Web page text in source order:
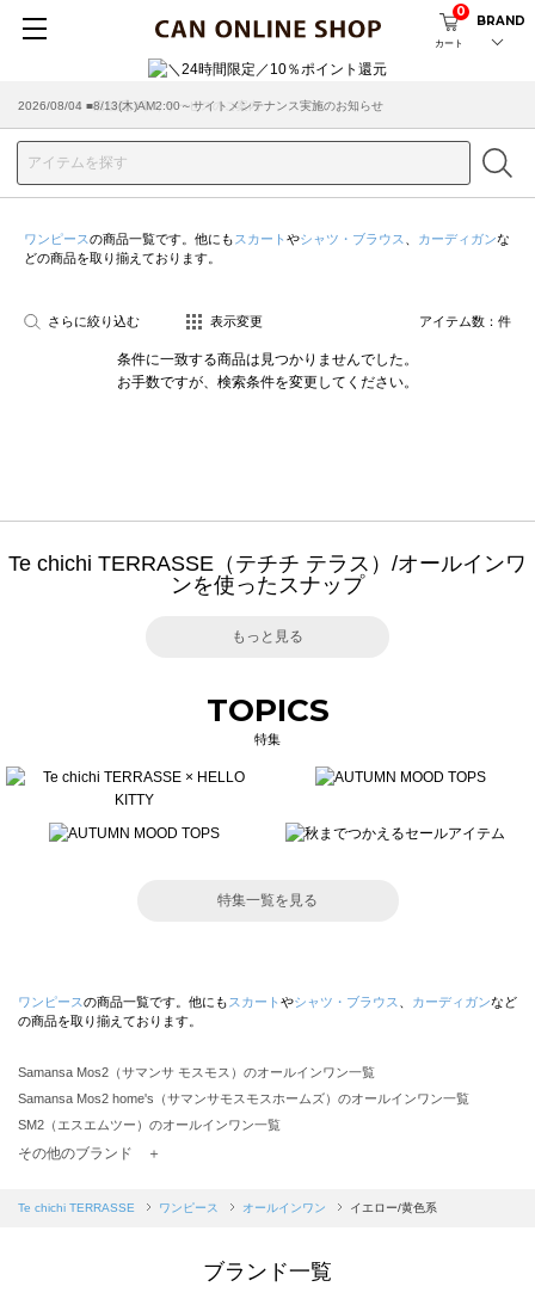
カート
0
BRAND
2026/08/04 ■8/13(木)AM2:00～サイトメンテナンス実施のお知らせ
2026/03/18 ■店舗受け取りサービスのご案内
ワンピースの商品一覧です。他にも スカート やシャツ・ブラウス カーディガンな
どの商品を取り揃えております。
さらに絞り込む 表示変更 アイテム数： 件
条件に一致する商品は見つかりませんでした。
お手数ですが、検索条件を変更してください。
Te chichi TERRASSE（テチチ テラス）/オールインワ
ンを使ったスナップ
もっと見る
TOPICS
特集
特集一覧を見る
ワンピースの商品一覧です。他にも スカート やシャツ・ブラウス カーディガンなど
の商品を取り揃えております。
Samansa Mos2（サマンサ モスモス）のオールインワン一覧
Samansa Mos2 home's（サマンサモスモスホームズ）のオールインワン一覧
SM2（エスエムツー）のオールインワン一覧
Samansa Mos2 blue（サマンサモスモス ブルー）のオールインワン一覧
sō4ū（ソウフォーユー）のオールインワン一覧
その他のブランド ＋
Te chichi TERRASSE ワンピース オールインワン イエロー/黄色系
ブランド一覧